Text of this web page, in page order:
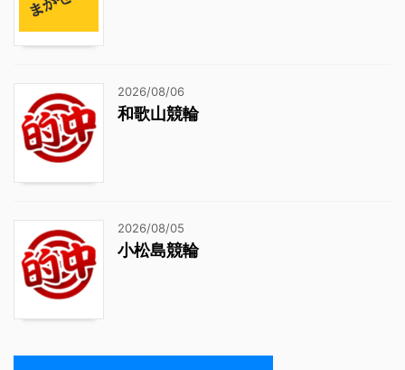
2026/08/06
和歌山競輪
2026/08/05
小松島競輪